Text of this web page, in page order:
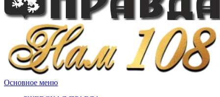
Основное меню